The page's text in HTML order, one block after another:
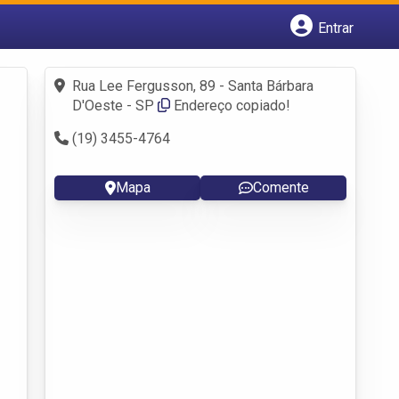
Entrar
Fazer login
Criar conta
Rua Lee Fergusson, 89 - Santa Bárbara
D'Oeste - SP
Endereço copiado!
(19) 3455-4764
Mapa Comente